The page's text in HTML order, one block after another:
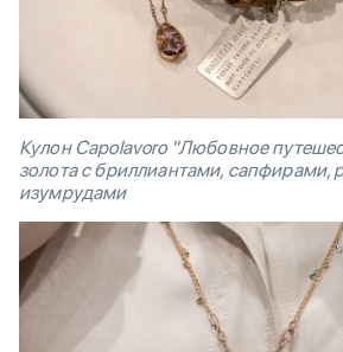
Кулон Capolavoro "Любовное
золота с бриллиантами, сапфирами,
изумрудами